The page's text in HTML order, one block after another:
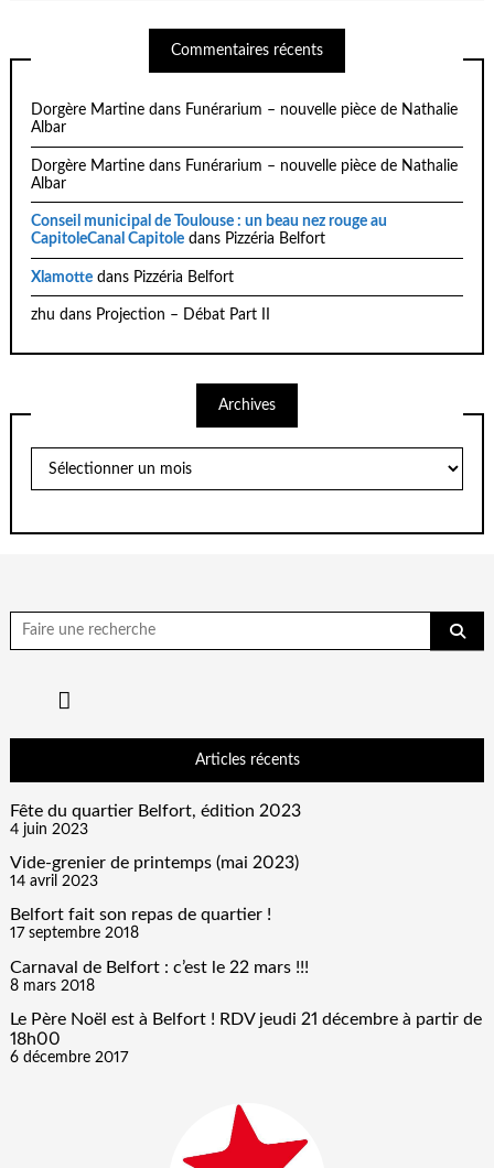
Commentaires récents
Dorgère Martine dans Funérarium – nouvelle pièce de Nathalie
Albar
Dorgère Martine dans Funérarium – nouvelle pièce de Nathalie
Albar
Conseil municipal de Toulouse : un beau nez rouge au
CapitoleCanal Capitole dans Pizzéria Belfort
Xlamotte dans Pizzéria Belfort
zhu dans Projection – Débat Part II
Archives
Chercher
pour:
Articles récents
Fête du quartier Belfort, édition 2023
4 juin 2023
Vide-grenier de printemps (mai 2023)
14 avril 2023
Belfort fait son repas de quartier !
17 septembre 2018
Carnaval de Belfort : c’est le 22 mars !!!
8 mars 2018
Le Père Noël est à Belfort ! RDV jeudi 21 décembre à partir de
18h00
6 décembre 2017